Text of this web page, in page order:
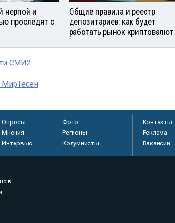
нерпой и
проследят с
Общие правила и реестр
депозитариев: как будет
работать рынок криптовалют
СМИ2
МирТесен
Опросы
Фото
Мнения
Регионы
Интервью Колумнисты
Контакты
Реклама
Вакансии
в